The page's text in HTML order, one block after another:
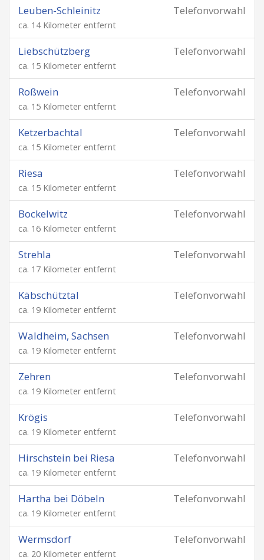
Telefonvorwahl
Leuben-Schleinitz
ca. 14 Kilometer entfernt
Telefonvorwahl
Liebschützberg
ca. 15 Kilometer entfernt
Telefonvorwahl
Roßwein
ca. 15 Kilometer entfernt
Telefonvorwahl
Ketzerbachtal
ca. 15 Kilometer entfernt
Telefonvorwahl
Riesa
ca. 15 Kilometer entfernt
Telefonvorwahl
Bockelwitz
ca. 16 Kilometer entfernt
Telefonvorwahl
Strehla
ca. 17 Kilometer entfernt
Telefonvorwahl
Käbschütztal
ca. 19 Kilometer entfernt
Telefonvorwahl
Waldheim, Sachsen
ca. 19 Kilometer entfernt
Telefonvorwahl
Zehren
ca. 19 Kilometer entfernt
Telefonvorwahl
Krögis
ca. 19 Kilometer entfernt
Telefonvorwahl
Hirschstein bei Riesa
ca. 19 Kilometer entfernt
Telefonvorwahl
Hartha bei Döbeln
ca. 19 Kilometer entfernt
Telefonvorwahl
Wermsdorf
ca. 20 Kilometer entfernt